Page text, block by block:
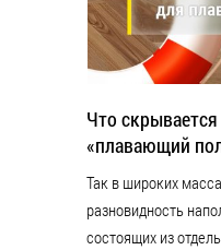
Что
«плавающий
Так в широких
разновидность
состоящих из